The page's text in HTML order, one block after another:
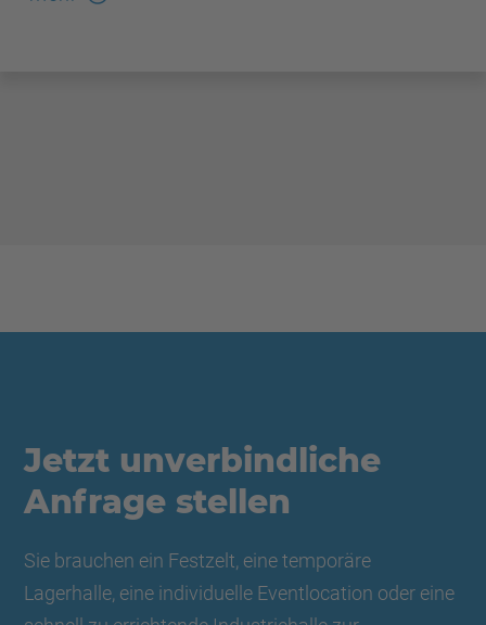
Jetzt unverbindliche
Anfrage stellen
Sie brauchen ein Festzelt, eine temporäre
Lagerhalle, eine individuelle Eventlocation oder eine